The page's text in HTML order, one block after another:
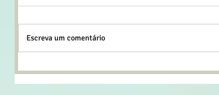
Escreva um comentário